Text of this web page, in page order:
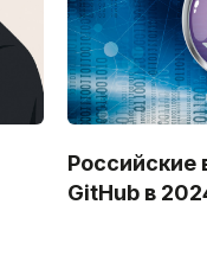
Российские
GitHub в